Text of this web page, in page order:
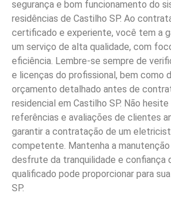
segurança e bom funcionamento do
residências de Castilho SP. Ao
certificado e experiente, você tem a
um serviço de alta qualidade, com
eficiência. Lembre-se sempre de
e licenças do profissional, bem como
orçamento detalhado antes de
residencial em Castilho SP. Não
referências e avaliações de clientes
garantir a contratação de um
competente. Mantenha a
desfrute da tranquilidade e confiança
qualificado pode proporcionar para
SP.